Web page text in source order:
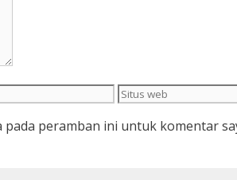
Situs
pada peramban ini untuk komentar